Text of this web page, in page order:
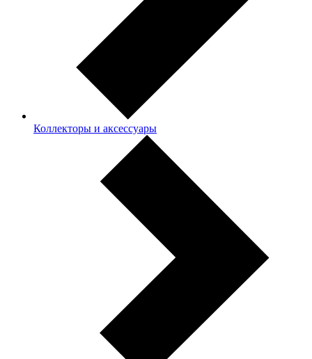
Коллекторы и аксессуары